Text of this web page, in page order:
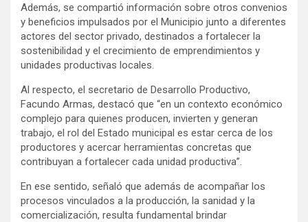
Además, se compartió información sobre otros convenios
y beneficios impulsados por el Municipio junto a diferentes
actores del sector privado, destinados a fortalecer la
sostenibilidad y el crecimiento de emprendimientos y
unidades productivas locales.
Al respecto, el secretario de Desarrollo Productivo,
Facundo Armas, destacó que “en un contexto económico
complejo para quienes producen, invierten y generan
trabajo, el rol del Estado municipal es estar cerca de los
productores y acercar herramientas concretas que
contribuyan a fortalecer cada unidad productiva”.
En ese sentido, señaló que además de acompañar los
procesos vinculados a la producción, la sanidad y la
comercialización, resulta fundamental brindar